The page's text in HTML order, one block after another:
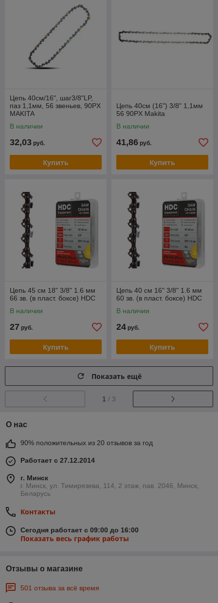
Цепь 40см/16", шаг3/8"LP,
паз 1,1мм, 56 звеньев, 90PX
MAKITA
В наличии
32,03 руб.
Купить
Цепь 40см (16") 3/8" 1,1мм
56 90PX Makita
В наличии
41,86 руб.
Купить
Цепь 45 см 18" 3/8" 1.6 мм
66 зв. (в пласт. боксе) HDC
В наличии
27 руб.
Купить
Цепь 40 см 16" 3/8" 1.6 мм
60 зв. (в пласт. боксе) HDC
В наличии
24 руб.
Купить
Показать ещё
1 / 3
О нас
90% положительных из 20 отзывов за год
Работает с 27.12.2014
г. Минск
г. Минск, ул. Тимирязева, 114, 2 этаж, пав. 2046, Минск,
Беларусь
Контакты
Сегодня работает с 09:00 до 16:00
Показать весь график работы
Отзывы о магазине
501 отзыва за всё время